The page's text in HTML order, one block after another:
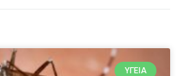
ΥΓΕΊΑ